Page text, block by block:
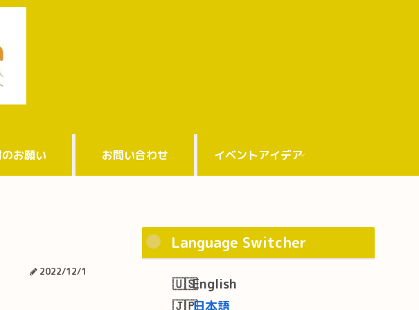
お願い お問い合わせ イベントアイデア
2022/12/1
Language Switcher
English
日本語